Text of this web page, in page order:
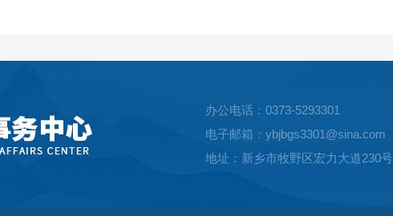
办公电话：0373-5293301
电子邮箱：ybjbgs3301@sina.com
地址：新乡市牧野区宏力大道230号